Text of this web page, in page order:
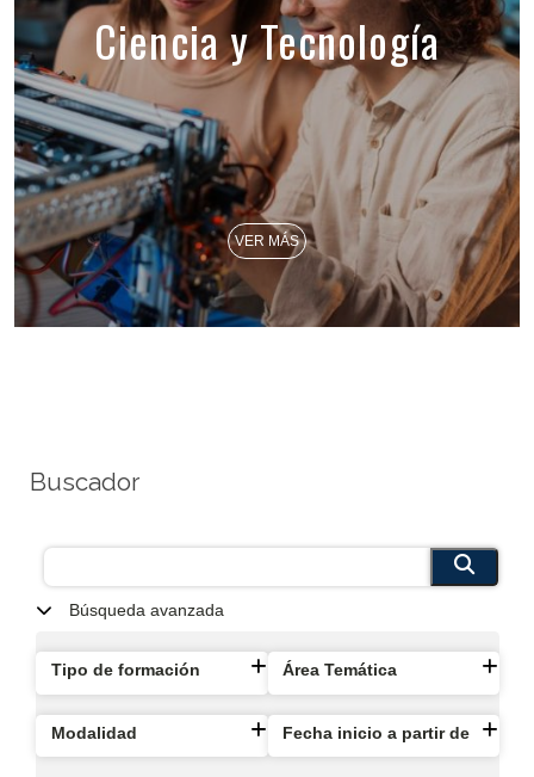
Ciencia y Tecnología
VER MÁS
Buscador
Búsqueda avanzada
Tipo de formación Área Temática
Modalidad Fecha inicio a partir de